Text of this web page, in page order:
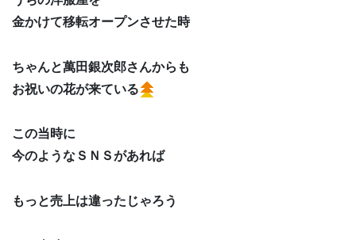
金かけて移転オープンさせた時
ちゃんと萬田銀次郎さんからも
お祝いの花が来ている
この当時に
今のようなＳＮＳがあれば
もっと売上は違ったじゃろう